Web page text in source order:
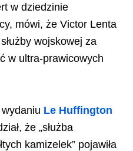
w dziedzinie
mówi, że Victor Lenta
wojskowej za
w ultra-prawicowych
Le Huffington
że „służba
kamizelek” pojawiła